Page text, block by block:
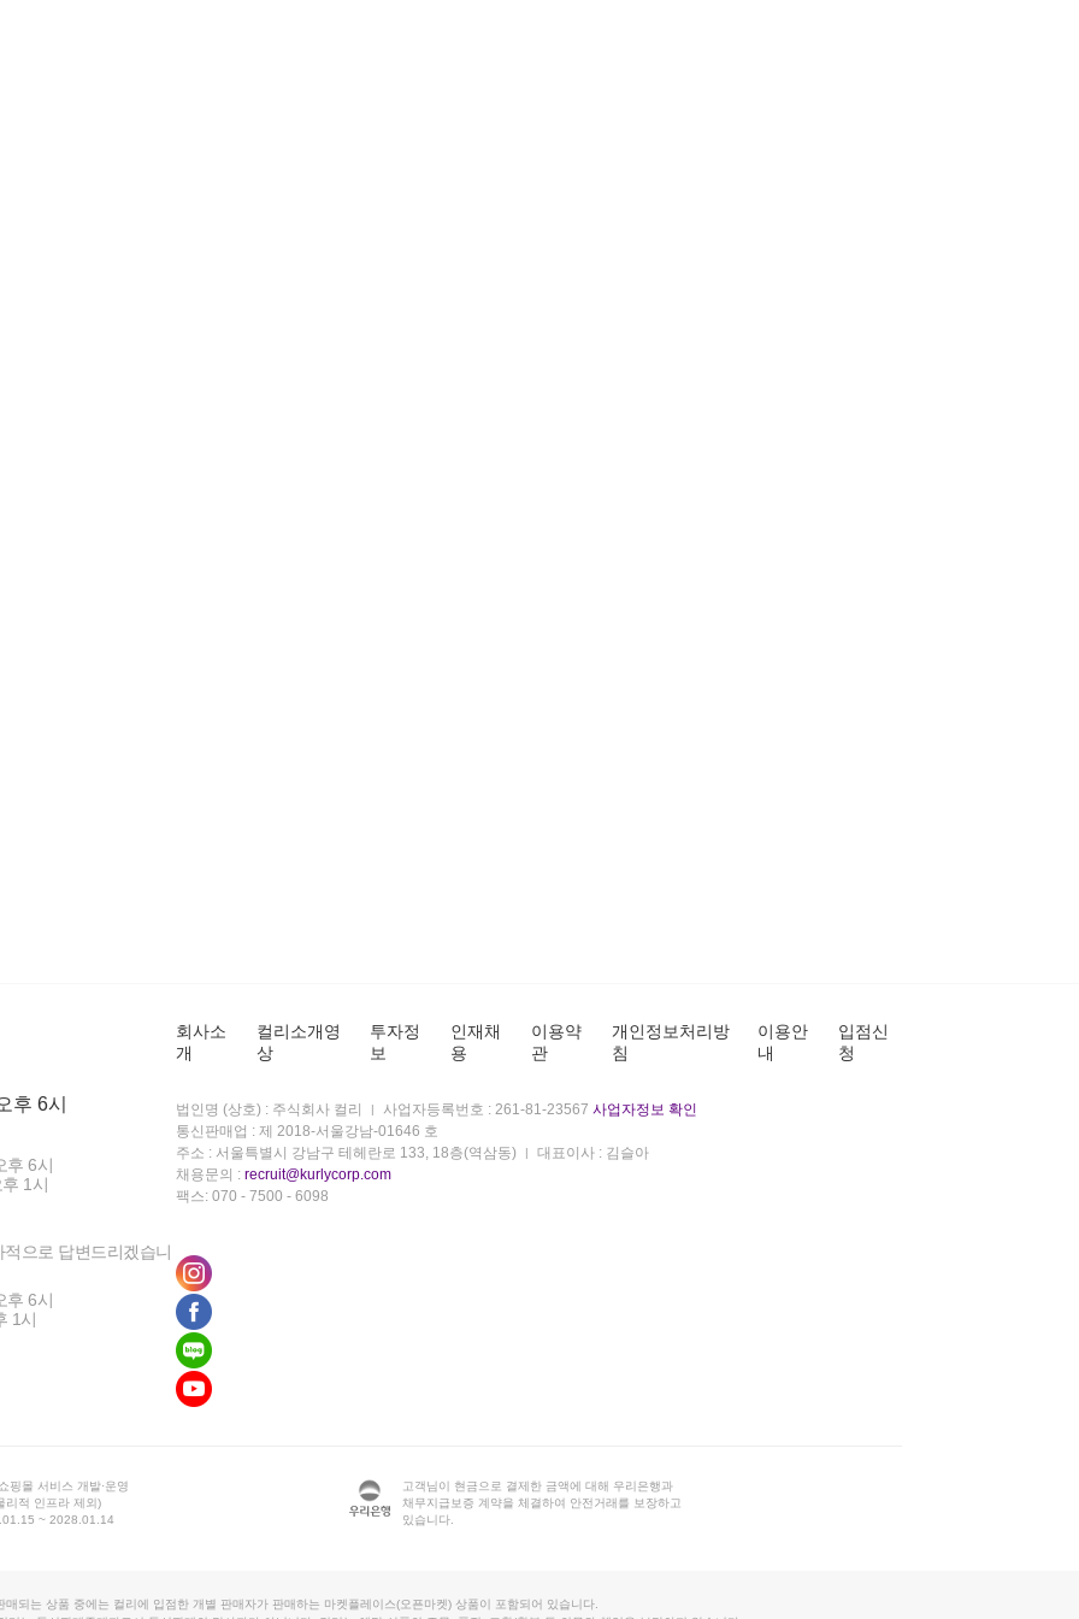
후 6시
후 6시
1시
으로 답변드리겠습니
후 6시
1시
회사소
개
컬리소개영
상
투자정
보
인재채
용
이용약
관
개인정보처리방
침
이용안
내
입점신
청
법인명 (상호) : 주식회사 컬리 사업자등록번호 : 261-81-23567 사업자정보 확인
통신판매업 : 제 2018-서울강남-01646 호
주소 : 서울특별시 강남구 테헤란로 133, 18층(역삼동)
대표이사 : 김슬아
채용문의 : recruit@kurlycorp.com
팩스: 070 - 7500 - 6098
핑몰 서비스 개발·운영
리적 인프라 제외)
~ 2028.01.14
고객님이 현금으로 결제한 금액에 대해 우리은행과
채무지급보증 계약을 체결하여 안전거래를 보장하고
있습니다.
매되는 상품 중에는 컬리에 입점한 개별 판매자가 판매하는 마켓플레이스(오픈마켓) 상품이 포함되어 있습니다.